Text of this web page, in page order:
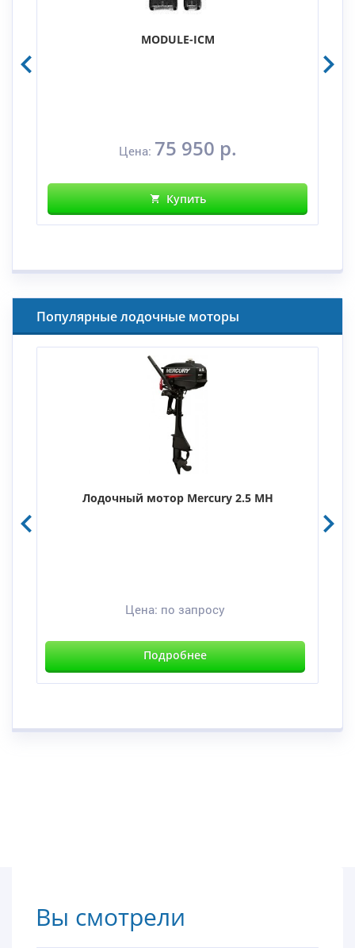
MODULE-ICM
Цена: 75 950 р.
Купить
Популярные лодочные моторы
Лодочный мотор Mercury 2.5 MH
Цена: по запросу
Подробнее
Вы смотрели